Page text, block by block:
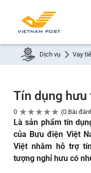
Dịch vụ Vay
Tín dụng hưu
0 ★★★★★ 0 Bài
Là sản phẩm tín
của Bưu điện Việt
Việt nhằm hỗ trợ
tượng nghỉ hưu có